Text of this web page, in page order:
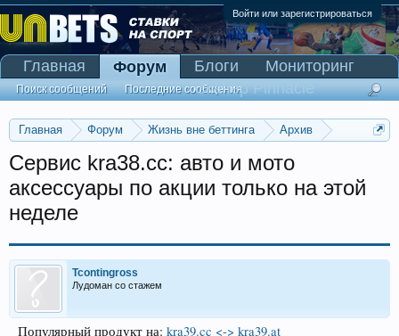
Войти или зарегистрироваться
Главная Форум Жизнь вне беттинга
Архив
Сервис kra38.cc: авто и мото
аксессуары по акции только на этой
неделе
Tcontingross
Лудоман со стажем
Популярный продукт на: kra39.cc <-> kra39.at
Главная Форум
Поиск сообщений Последние сообщения
Блоги
Мониторинг
Сканер Pinnacle